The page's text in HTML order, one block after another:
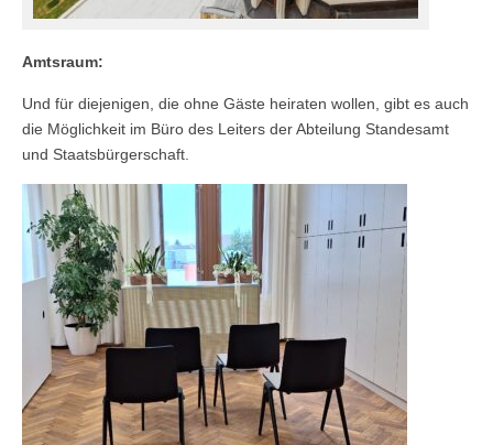
Amtsraum:
Und für diejenigen, die ohne Gäste heiraten wollen, gibt es auch
die Möglichkeit im Büro des Leiters der Abteilung Standesamt
und Staatsbürgerschaft.